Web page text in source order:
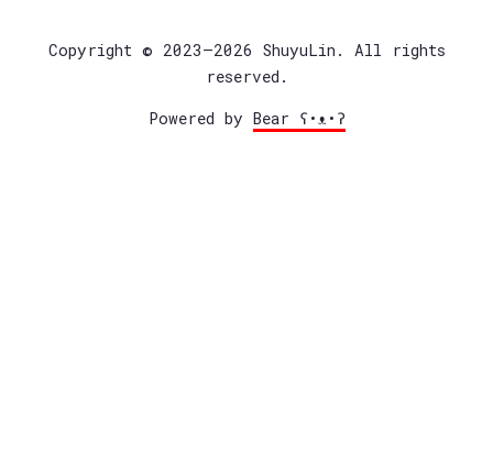
Copyright © 2023–2026 ShuyuLin. All rights
reserved.
Powered by Bear ʕ•ᴥ•ʔ